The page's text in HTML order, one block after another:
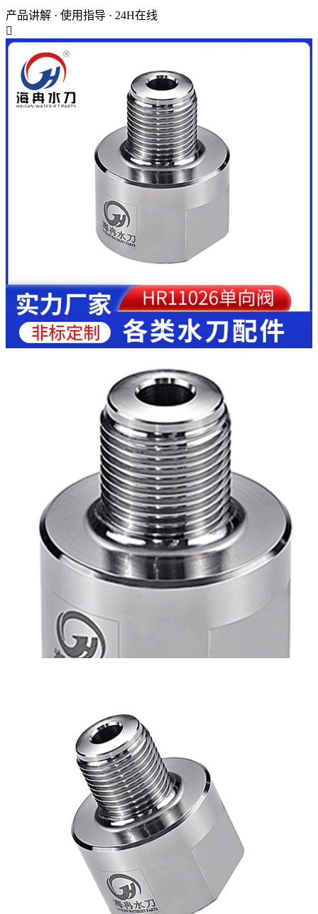
产品讲解 · 使用指导 · 24H在线
